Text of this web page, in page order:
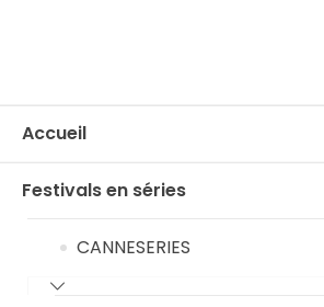
Accueil
Festivals en séries
CANNESERIES